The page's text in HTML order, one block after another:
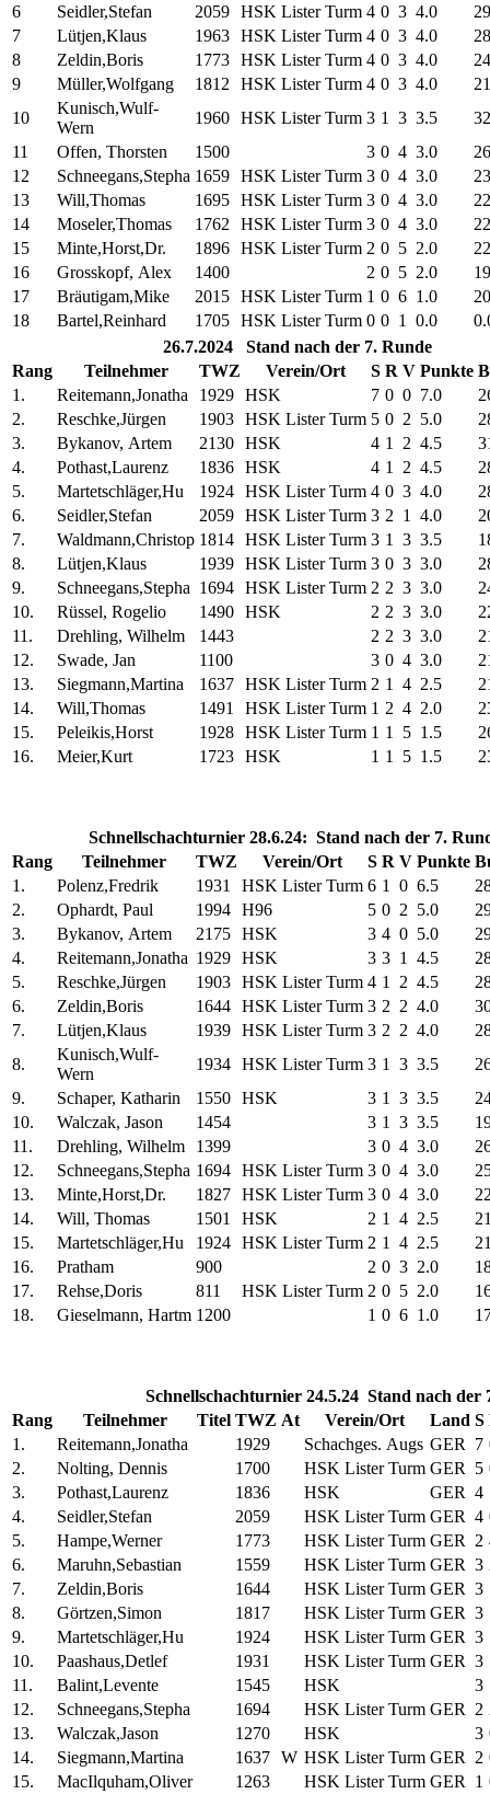
6
Seidler,Stefan 2059 HSK Lister Turm 4 0 3 4.0
7
Lütjen,Klaus 1963 HSK Lister Turm 4 0 3 4.0
8
Zeldin,Boris 1773 HSK Lister Turm 4 0 3 4.0
9
Müller,Wolfgang 1812 HSK Lister Turm 4 0 3 4.0
10
Kunisch,Wulf-
Wern
1960 HSK Lister Turm 3 1 3 3.5
11
Offen, Thorsten 1500 3 0 4 3.0
12
Schneegans,Stepha 1659 HSK Lister Turm 3 0 4 3.0
13
Will,Thomas 1695 HSK Lister Turm 3 0 4 3.0
14
Moseler,Thomas 1762 HSK Lister Turm 3 0 4 3.0
15
Minte,Horst,Dr. 1896 HSK Lister Turm 2 0 5 2.0
16
Grosskopf, Alex 1400 2 0 5 2.0
17
Bräutigam,Mike 2015 HSK Lister Turm 1 0 6 1.0
18
Bartel,Reinhard 1705 HSK Lister Turm 0 0 1 0.0
26.7.2024 Stand nach der 7. Runde
Rang
Teilnehmer TWZ Verein/Ort S R V Punkte
1.
Reitemann,Jonatha 1929 HSK 7 0 0 7.0
2.
Reschke,Jürgen 1903 HSK Lister Turm 5 0 2 5.0
3.
Bykanov, Artem 2130 HSK 4 1 2 4.5
4.
Pothast,Laurenz 1836 HSK 4 1 2 4.5
5.
Martetschläger,Hu 1924 HSK Lister Turm 4 0 3 4.0
6.
Seidler,Stefan 2059 HSK Lister Turm 3 2 1 4.0
7.
Waldmann,Christop 1814 HSK Lister Turm 3 1 3 3.5
8.
Lütjen,Klaus 1939 HSK Lister Turm 3 0 3 3.0
9.
Schneegans,Stepha 1694 HSK Lister Turm 2 2 3 3.0
10.
Rüssel, Rogelio 1490 HSK 2 2 3 3.0
11.
Drehling, Wilhelm 1443 2 2 3 3.0
12.
Swade, Jan 1100 3 0 4 3.0
13.
Siegmann,Martina 1637 HSK Lister Turm 2 1 4 2.5
14.
Will,Thomas 1491 HSK Lister Turm 1 2 4 2.0
15.
Peleikis,Horst 1928 HSK Lister Turm 1 1 5 1.5
16.
Meier,Kurt 1723 HSK 1 1 5 1.5
Schnellschachturnier 28.6.24: Stand nach der 7.
Rang
Teilnehmer TWZ Verein/Ort S R V Punkte
1.
Polenz,Fredrik 1931 HSK Lister Turm 6 1 0 6.5
2.
Ophardt, Paul 1994 H96 5 0 2 5.0
3.
Bykanov, Artem 2175 HSK 3 4 0 5.0
4.
Reitemann,Jonatha 1929 HSK 3 3 1 4.5
5.
Reschke,Jürgen 1903 HSK Lister Turm 4 1 2 4.5
6.
Zeldin,Boris 1644 HSK Lister Turm 3 2 2 4.0
7.
Lütjen,Klaus 1939 HSK Lister Turm 3 2 2 4.0
8.
Kunisch,Wulf-
Wern
1934 HSK Lister Turm 3 1 3 3.5
9.
Schaper, Katharin 1550 HSK 3 1 3 3.5
10.
Walczak, Jason 1454 3 1 3 3.5
11.
Drehling, Wilhelm 1399 3 0 4 3.0
12.
Schneegans,Stepha 1694 HSK Lister Turm 3 0 4 3.0
13.
Minte,Horst,Dr. 1827 HSK Lister Turm 3 0 4 3.0
14.
Will, Thomas 1501 HSK 2 1 4 2.5
15.
Martetschläger,Hu 1924 HSK Lister Turm 2 1 4 2.5
16.
Pratham 900 2 0 3 2.0
17.
Rehse,Doris 811 HSK Lister Turm 2 0 5 2.0
18.
Gieselmann, Hartm 1200 1 0 6 1.0
Schnellschachturnier 24.5.24 Stand nach der
Rang
Teilnehmer Titel TWZ At Verein/Ort Land S
1.
Reitemann,Jonatha 1929 Schachges. Augs GER 7
2.
Nolting, Dennis 1700 HSK Lister Turm GER 5
3.
Pothast,Laurenz 1836 HSK GER 4
4.
Seidler,Stefan 2059 HSK Lister Turm GER 4
5.
Hampe,Werner 1773 HSK Lister Turm GER 2
6.
Maruhn,Sebastian 1559 HSK Lister Turm GER 3
7.
Zeldin,Boris 1644 HSK Lister Turm GER 3
8.
Görtzen,Simon 1817 HSK Lister Turm GER 3
9.
Martetschläger,Hu 1924 HSK Lister Turm GER 3
10.
Paashaus,Detlef 1931 HSK Lister Turm GER 3
11.
Balint,Levente 1545 HSK 3
12.
Schneegans,Stepha 1694 HSK Lister Turm GER 2
13.
Walczak,Jason 1270 HSK 3
14.
Siegmann,Martina 1637 W HSK Lister Turm GER 2
15.
MacIlquham,Oliver 1263 HSK Lister Turm GER 1